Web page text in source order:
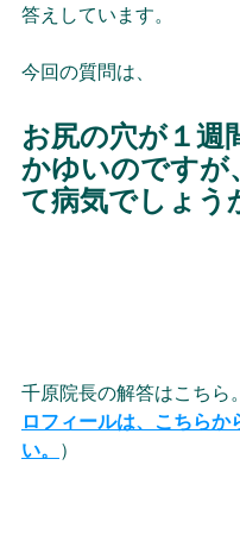
答えしています。
今回の質問は、
お尻の穴が１週
かゆいのですが
て病気でしょう
千原院長の解答はこちら
ロフィールは、こちらか
い。
）